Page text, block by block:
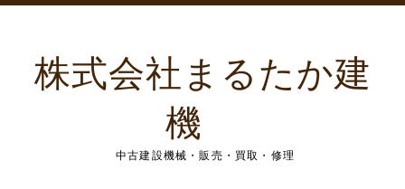
株式会社まるたか建
機
中古建設機械・販売・買取・修理